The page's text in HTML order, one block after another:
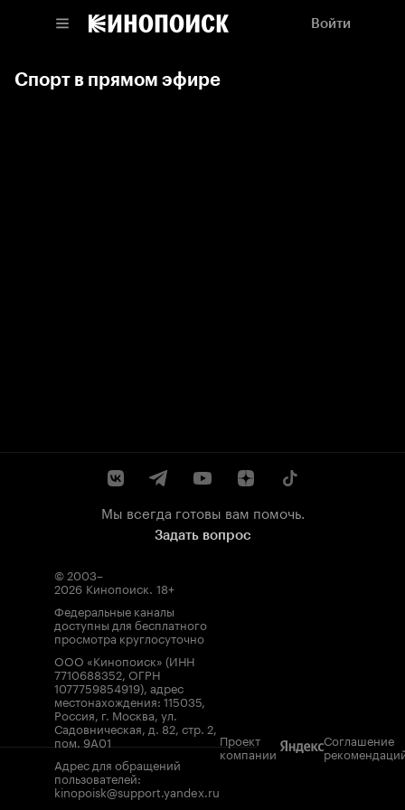
Войти
Спорт в прямом эфире
Мы всегда готовы вам помочь.
Задать вопрос
© 2003–
2026 Кинопоиск. 18+
Федеральные каналы
доступны для бесплатного
просмотра круглосуточно
ООО «Кинопоиск» (ИНН
7710688352, ОГРН
1077759854919), адрес
местонахождения: 115035,
Россия, г. Москва, ул.
Садовническая, д. 82, стр. 2,
пом. 9А01
Адрес для обращений
пользователей:
kinopoisk@support.yandex.ru
Проект
компании
Соглашение